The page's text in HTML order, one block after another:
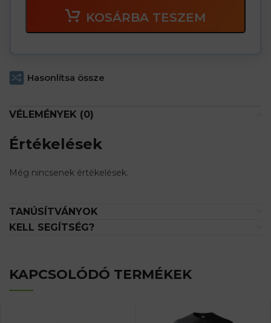
KOSÁRBA TESZEM
Hasonlítsa össze
VÉLEMÉNYEK (0)
Értékelések
Még nincsenek értékelések.
TANÚSÍTVÁNYOK
KELL SEGÍTSÉG?
KAPCSOLÓDÓ TERMÉKEK